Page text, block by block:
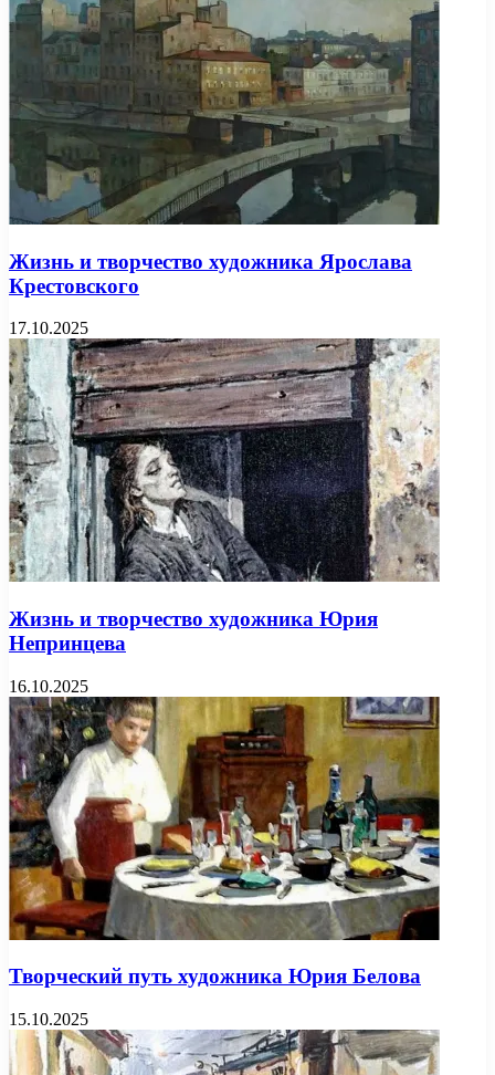
Жизнь и творчество художника Ярослава
Крестовского
17.10.2025
Жизнь и творчество художника Юрия
Непринцева
16.10.2025
Творческий путь художника Юрия Белова
15.10.2025